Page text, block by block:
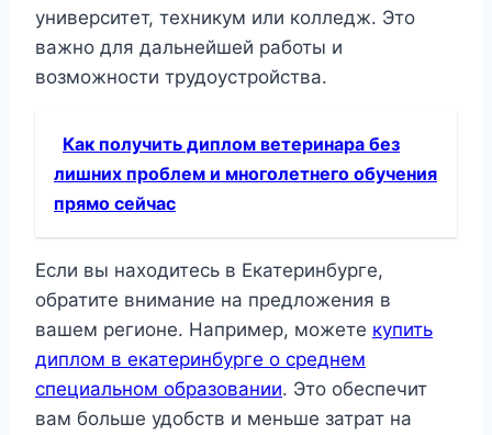
университет, техникум или колледж. Это
важно для дальнейшей работы и
возможности трудоустройства.
Как получить диплом ветеринара без
лишних проблем и многолетнего обучения
прямо сейчас
Если вы находитесь в Екатеринбурге,
обратите внимание на предложения в
вашем регионе. Например, можете купить
диплом в екатеринбурге о среднем
специальном образовании. Это обеспечит
вам больше удобств и меньше затрат на